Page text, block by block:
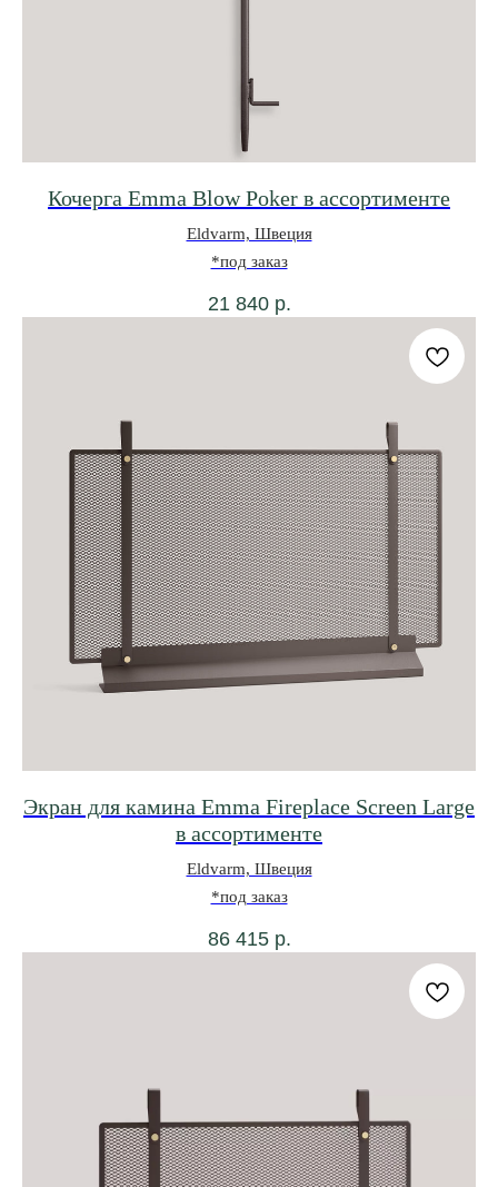
Кочерга Emma Blow Poker в ассортименте
Eldvarm, Швеция
*под заказ
21 840 р.
Экран для камина Emma Fireplace Screen Large
в ассортименте
Eldvarm, Швеция
*под заказ
86 415 р.